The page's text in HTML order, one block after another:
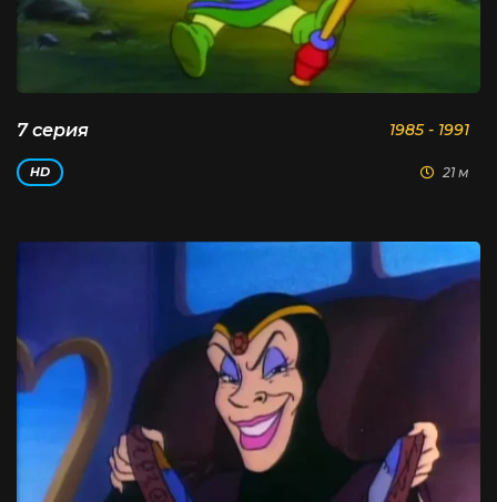
7 серия 1985 - 1991
HD 21 м